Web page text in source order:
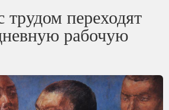
трудом переходят
рабочую